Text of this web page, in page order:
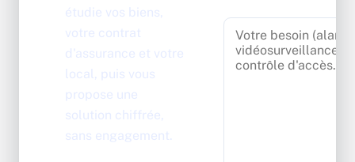
étudie vos biens,
votre contrat
d'assurance et votre
local, puis vous
propose une
solution chiffrée,
sans engagement.